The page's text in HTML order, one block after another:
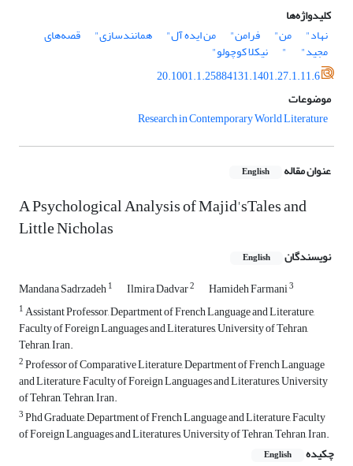
کلیدواژه‌ها
نهاد"
من" فرامن" من ایده آل" همانندسازی" قصه‌های
مجید" "
نیکلا کوچولو"
20.1001.1.25884131.1401.27.1.11.6
موضوعات
Research in Contemporary World Literature
عنوان مقاله English
A Psychological Analysis of Majid'sTales and
Little Nicholas
نویسندگان English
Mandana Sadrzadeh1 Ilmira Dadvar2 Hamideh Farmani3
1Assistant Professor, Department of French Language and Literature,
Faculty of Foreign Languages and Literatures, University of Tehran,
Tehran, Iran.
2Professor of Comparative Literature, Department of French Language
and Literature, Faculty of Foreign Languages and Literatures, University
of Tehran, Tehran, Iran.
3Phd Graduate, Department of French Language and Literature, Faculty
of Foreign Languages and Literatures, University of Tehran, Tehran, Iran.
چکیده
English